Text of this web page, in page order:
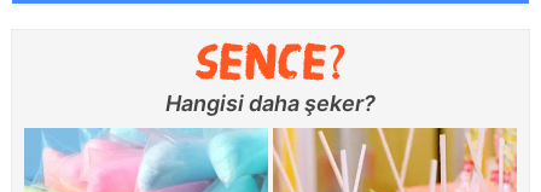
Hangisi daha şeker?